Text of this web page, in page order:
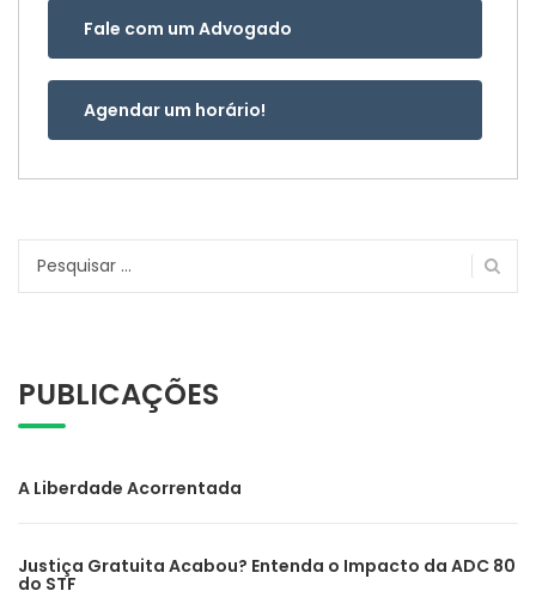
Fale com um Advogado
Agendar um horário!
Pesquisar
PUBLICAÇÕES
A Liberdade Acorrentada
Justiça Gratuita Acabou? Entenda o Impacto da ADC 80
do STF